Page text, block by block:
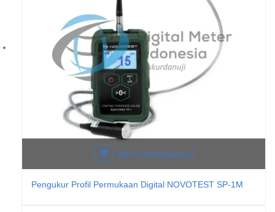
Baca selengkapnya
Pengukur Profil Permukaan Digital NOVOTEST SP-1M